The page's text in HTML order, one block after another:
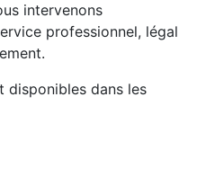
intervenons
professionnel, légal
disponibles dans les